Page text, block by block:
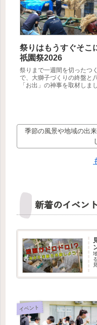
祭りはもうすぐそこ
祇園祭2026
祭りまで一週間を切ったつ
で、大獅子づくりの終盤と
「お出」の神事を取材しま
季節の風景や地域の出
新着のイベン
イベント